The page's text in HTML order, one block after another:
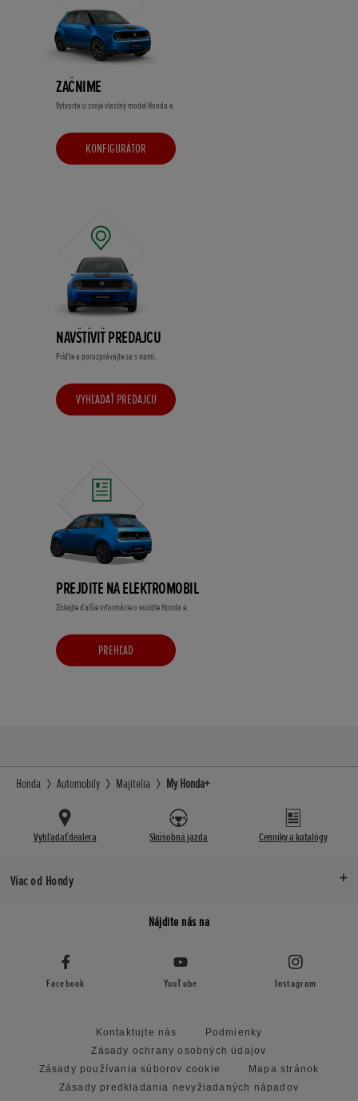
ZAČNIME
Vytvorte si svoje vlastný model Honda e.
KONFIGURÁTOR
NAVŠTÍVIŤ PREDAJCU
Príďte a porozprávajte sa s nami.
VYHĽADAŤ PREDAJCU
PREJDITE NA ELEKTROMOBIL
Získajte ďalšie informácie o vozidle Honda e.
PREHĽAD
Honda Automobily Majitelia My Honda+
Vyhľadať dealera Skúšobná jazda Cenníky a katalógy
Viac od Hondy
Nájdite nás na
Facebook YouTube Instagram
Kontaktujte nás
Podmienky
Zásady ochrany osobných údajov
Zásady používania súborov cookie
Mapa stránok
Zásady predkladania nevyžiadaných nápadov